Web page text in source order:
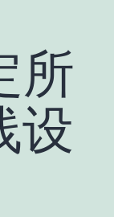
所
设